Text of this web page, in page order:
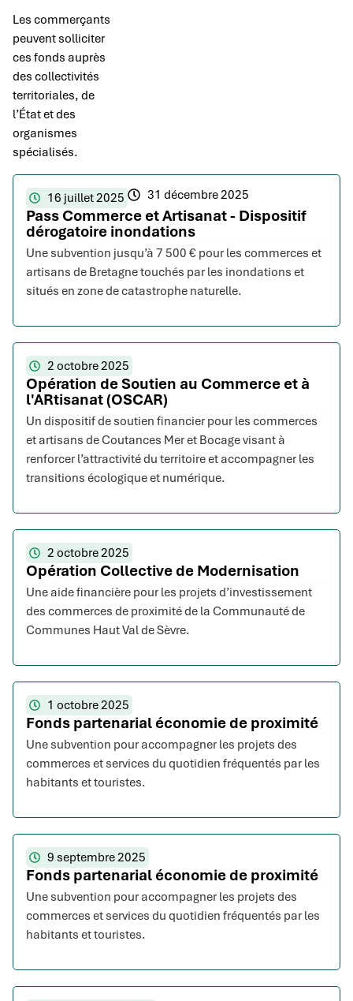
Les commerçants
peuvent solliciter
ces fonds auprès
des collectivités
territoriales, de
l’État et des
organismes
spécialisés.
16 juillet 2025 31 décembre 2025
Pass Commerce et Artisanat - Dispositif
dérogatoire inondations
Une subvention jusqu’à 7 500 € pour les commerces et
artisans de Bretagne touchés par les inondations et
situés en zone de catastrophe naturelle.
2 octobre 2025
Opération de Soutien au Commerce et à
l'ARtisanat (OSCAR)
Un dispositif de soutien financier pour les commerces
et artisans de Coutances Mer et Bocage visant à
renforcer l’attractivité du territoire et accompagner les
transitions écologique et numérique.
2 octobre 2025
Opération Collective de Modernisation
Une aide financière pour les projets d’investissement
des commerces de proximité de la Communauté de
Communes Haut Val de Sèvre.
1 octobre 2025
Fonds partenarial économie de proximité
Une subvention pour accompagner les projets des
commerces et services du quotidien fréquentés par les
habitants et touristes.
9 septembre 2025
Fonds partenarial économie de proximité
Une subvention pour accompagner les projets des
commerces et services du quotidien fréquentés par les
habitants et touristes.